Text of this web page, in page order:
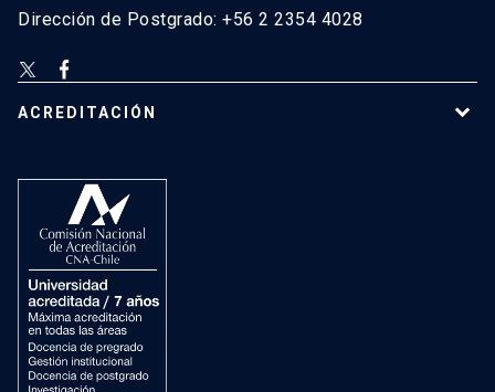
Dirección de Postgrado: +56 2 2354 4028
ACREDITACIÓN